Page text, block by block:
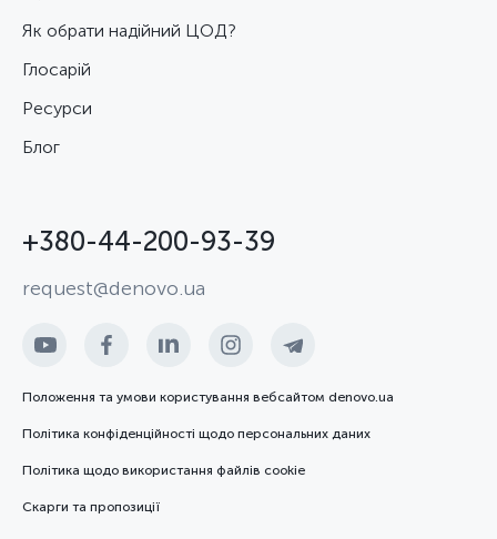
Як обрати надійний ЦОД?
Глосарій
Ресурси
Блог
+380-44-200-93-39
request@denovo.ua
Положення та умови користування вебсайтом denovo.ua
Політика конфіденційності щодо персональних даних
Політика щодо використання файлів cookie
Скарги та пропозиції